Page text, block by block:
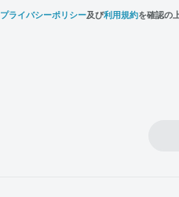
プライバシーポリシー及び利用規約を確認の